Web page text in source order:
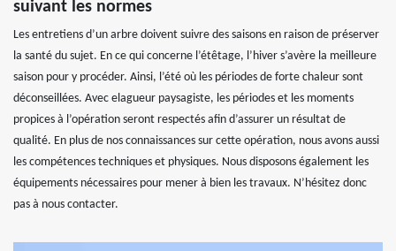
suivant les normes
Les entretiens d’un arbre doivent suivre des saisons en raison de préserver
la santé du sujet. En ce qui concerne l’étêtage, l’hiver s’avère la meilleure
saison pour y procéder. Ainsi, l’été où les périodes de forte chaleur sont
déconseillées. Avec elagueur paysagiste, les périodes et les moments
propices à l’opération seront respectés afin d’assurer un résultat de
qualité. En plus de nos connaissances sur cette opération, nous avons aussi
les compétences techniques et physiques. Nous disposons également les
équipements nécessaires pour mener à bien les travaux. N’hésitez donc
pas à nous contacter.